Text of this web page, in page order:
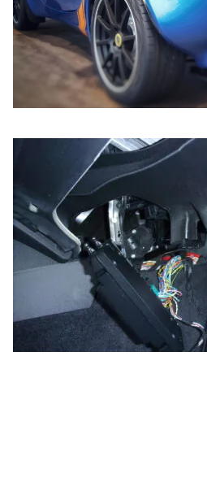
電話・メールなどのご連絡方法
のご相談も可能です。
お問い合わせフォームにて、オ
希望ください。